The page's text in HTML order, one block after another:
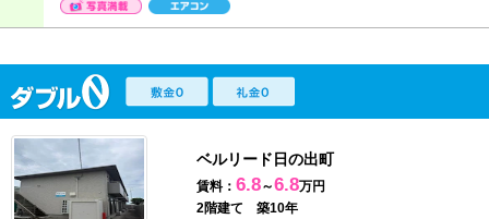
ベルリード日の出町
賃料： 6.8～6.8万円
2階建て 築10年